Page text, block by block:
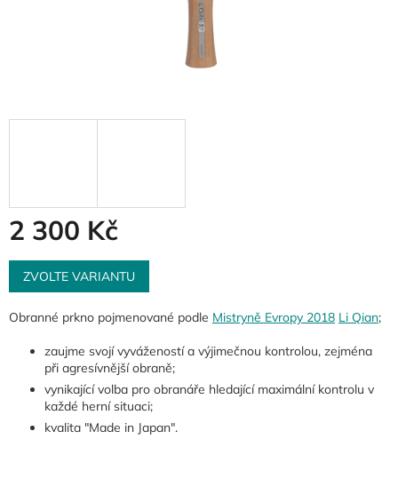
2 300 Kč
Měrná
cena:
ZVOLTE VARIANTU
Obranné prkno pojmenované podle Mistryně Evropy 2018 Li Qian;
zaujme svojí vyvážeností a výjimečnou kontrolou, zejména
při agresívnější obraně;
vynikající volba pro obranáře hledající maximální kontrolu v
každé herní situaci;
kvalita "Made in Japan".